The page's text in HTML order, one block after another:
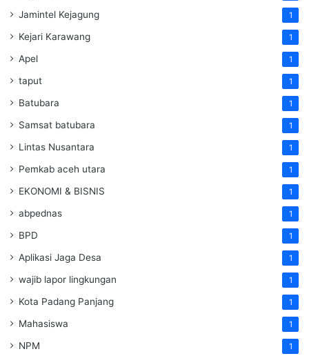
Jamintel Kejagung 1
Kejari Karawang 1
Apel 1
taput 1
Batubara 1
Samsat batubara 1
Lintas Nusantara 1
Pemkab aceh utara 1
EKONOMI & BISNIS 1
abpednas 1
BPD 1
Aplikasi Jaga Desa 1
wajib lapor lingkungan 1
Kota Padang Panjang 1
Mahasiswa 1
NPM 1